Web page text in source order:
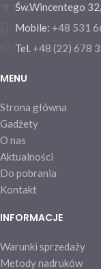
Św.Wincentego
Mobile: +48 531
Tel. +48 (22) 678
MENU
Strona główna
Gadżety
O nas
Aktualności
Do pobrania
Kontakt
INFORMACJE
Warunki sprzedaży
Metody nadruków